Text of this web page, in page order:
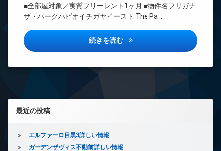
■全部屋対象／実質フリーレント1ヶ月 ■物件名フリガナ
ザ・パークハビオイチガヤイースト The Pa …
続きを読む ザ・パークハビオ市ヶ谷イー
ラン
ンシ
ョン
ド
イ
ン
ー
左サイドバー
最近の投稿
エルファーロ目黒3詳しい情報
ガーデンザヴィス不動前詳しい情報